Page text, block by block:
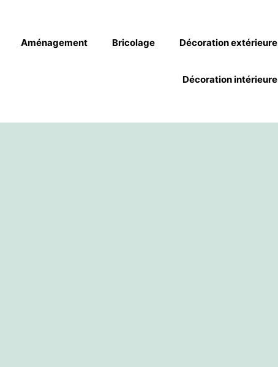
Aménagement Bricolage Décoration extérieure
Décoration intérieure